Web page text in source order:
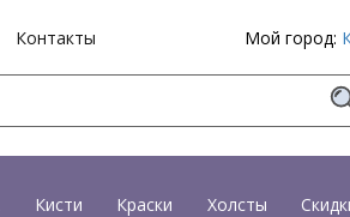
Контакты Мой город:
Кисти Краски Холсты